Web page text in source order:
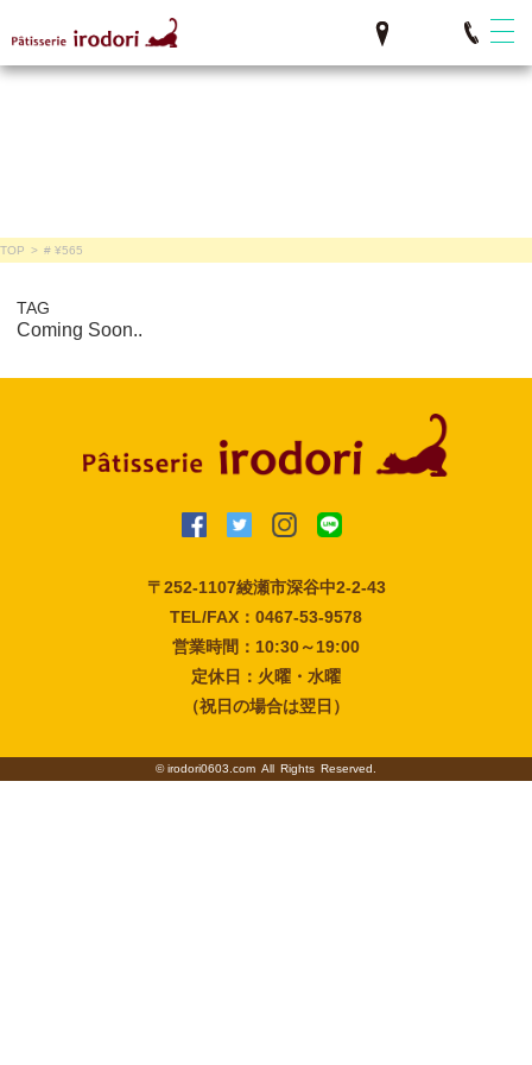
TOP > # ¥565
TAG
Coming Soon..
〒252-1107綾瀬市深谷中2-2-43
TEL/FAX：0467-53-9578
営業時間：10:30～19:00
定休日：火曜・水曜
（祝日の場合は翌日）
©irodori0603.com All Rights Reserved.